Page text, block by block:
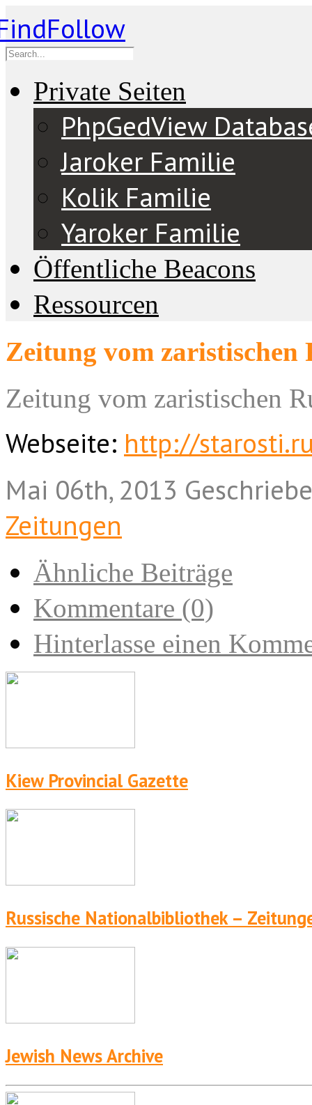
Private Seiten
PhpGedView
Jaroker Familie
Kolik Familie
Yaroker Familie
Öffentliche Beacons
Ressourcen
Zeitung vom zaristischen
Zeitung vom zaristischen
Webseite: http://
Mai 06th, 2013
Zeitungen
Ähnliche Beiträge
Kommentare (0)
Hinterlasse einen
Kiew Provincial Gazette
Russische Nationalbibliothek –
Jewish News Archive